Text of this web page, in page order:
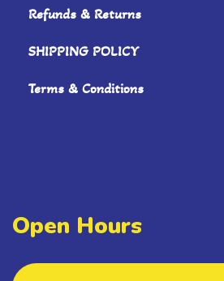
Refunds & Returns
SHIPPING POLICY
Terms & Conditions
Open Hours